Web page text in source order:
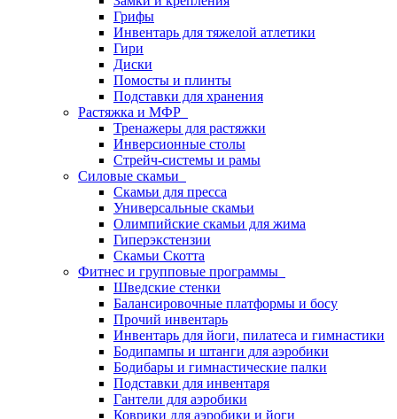
Грифы
Инвентарь для тяжелой атлетики
Гири
Диски
Помосты и плинты
Подставки для хранения
Растяжка и МФР
Тренажеры для растяжки
Инверсионные столы
Стрейч-системы и рамы
Силовые скамьи
Скамьи для пресса
Универсальные скамьи
Олимпийские скамьи для жима
Гиперэкстензии
Скамьи Скотта
Фитнес и групповые программы
Шведские стенки
Балансировочные платформы и босу
Прочий инвентарь
Инвентарь для йоги, пилатеса и гимнастики
Бодипампы и штанги для аэробики
Бодибары и гимнастические палки
Подставки для инвентаря
Гантели для аэробики
Коврики для аэробики и йоги